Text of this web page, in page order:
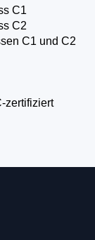
C1
C2
C1 und C2
zertifiziert